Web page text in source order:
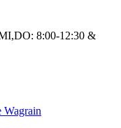
8:00-12:30 &